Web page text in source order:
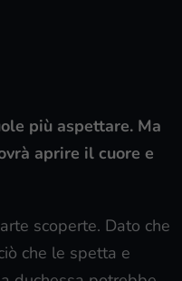
più aspettare. Ma
aprire il cuore e
scoperte. Dato che
che le spetta e